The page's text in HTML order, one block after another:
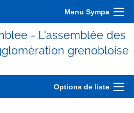
Menu Sympa
- L'assemblée des
grenobloise
Options de liste